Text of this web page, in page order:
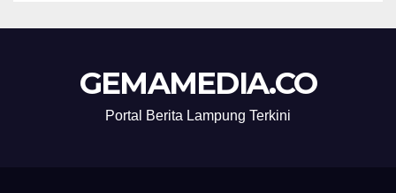
GEMAMEDIA.CO
Portal Berita Lampung Terkini